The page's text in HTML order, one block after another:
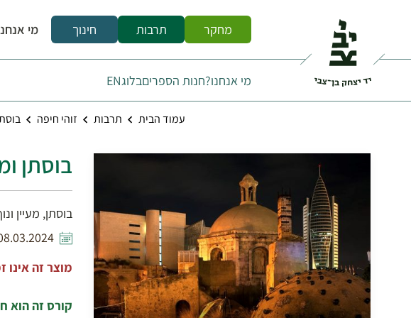
מחקר תרבות חינוך מי
מי אנחנו?חנות הספריםבלוגEN
עמוד הבית תרבות זוהי חיפה
בוסתן
בוסתן, מעיין
08.03.2024 , כ"ח
מוצר זה אינו
קורס זה הוא